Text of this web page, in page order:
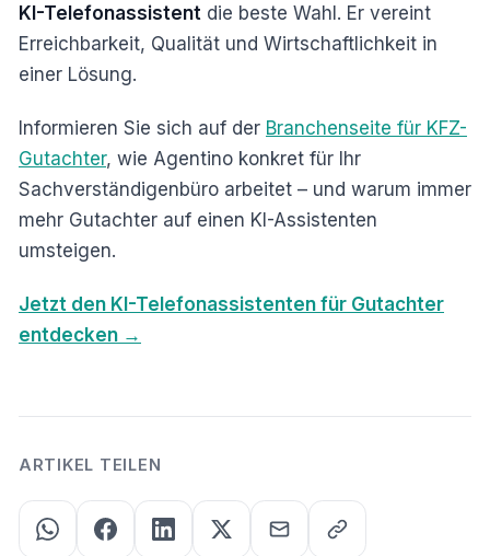
KI-Telefonassistent die beste Wahl. Er vereint
Erreichbarkeit, Qualität und Wirtschaftlichkeit in
einer Lösung.
Informieren Sie sich auf der Branchenseite für KFZ-
Gutachter, wie Agentino konkret für Ihr
Sachverständigenbüro arbeitet – und warum immer
mehr Gutachter auf einen KI-Assistenten
umsteigen.
Jetzt den KI-Telefonassistenten für Gutachter
entdecken →
ARTIKEL TEILEN